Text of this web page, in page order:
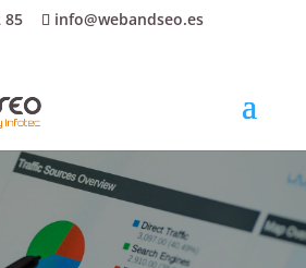
85 info@webandseo.es